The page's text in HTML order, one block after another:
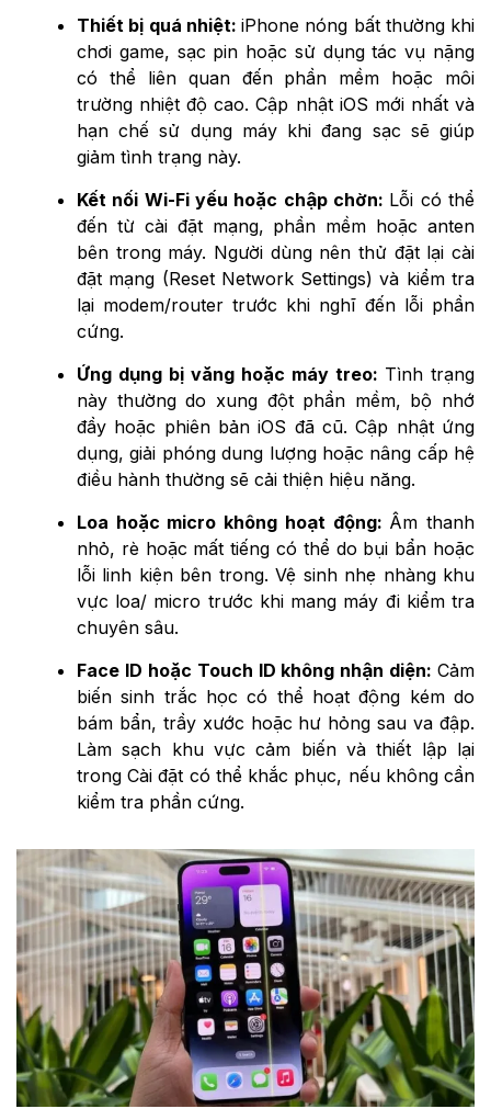
Thiết bị quá nhiệt: iPhone nóng bất thường khi
chơi game, sạc pin hoặc sử dụng tác vụ nặng
có thể liên quan đến phần mềm hoặc môi
trường nhiệt độ cao. Cập nhật iOS mới nhất và
hạn chế sử dụng máy khi đang sạc sẽ giúp
giảm tình trạng này.
Kết nối Wi-Fi yếu hoặc chập chờn: Lỗi có thể
đến từ cài đặt mạng, phần mềm hoặc anten
bên trong máy. Người dùng nên thử đặt lại cài
đặt mạng (Reset Network Settings) và kiểm tra
lại modem/router trước khi nghĩ đến lỗi phần
cứng.
Ứng dụng bị văng hoặc máy treo: Tình trạng
này thường do xung đột phần mềm, bộ nhớ
đầy hoặc phiên bản iOS đã cũ. Cập nhật ứng
dụng, giải phóng dung lượng hoặc nâng cấp hệ
điều hành thường sẽ cải thiện hiệu năng.
Loa hoặc micro không hoạt động: Âm thanh
nhỏ, rè hoặc mất tiếng có thể do bụi bẩn hoặc
lỗi linh kiện bên trong. Vệ sinh nhẹ nhàng khu
vực loa/ micro trước khi mang máy đi kiểm tra
chuyên sâu.
Face ID hoặc Touch ID không nhận diện: Cảm
biến sinh trắc học có thể hoạt động kém do
bám bẩn, trầy xước hoặc hư hỏng sau va đập.
Làm sạch khu vực cảm biến và thiết lập lại
trong Cài đặt có thể khắc phục, nếu không cần
kiểm tra phần cứng.